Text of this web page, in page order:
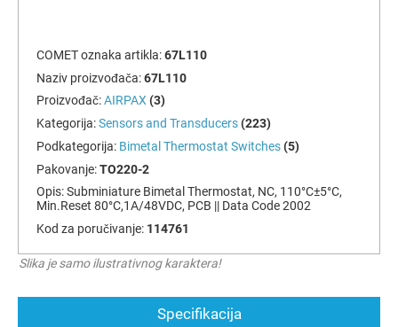
COMET oznaka artikla:67L110
Naziv proizvođača:67L110
Proizvođač:AIRPAX (3)
Kategorija:Sensors and Transducers (223)
Podkategorija: Bimetal Thermostat Switches (5)
Pakovanje:TO220-2
Opis:Subminiature Bimetal Thermostat, NC, 110°C±5°C,
Min.Reset 80°C,1A/48VDC, PCB || Data Code 2002
Kod za poručivanje: 114761
Slika je samo ilustrativnog karaktera!
Specifikacija